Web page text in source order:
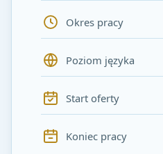
Okres pracy
Poziom języka
Start oferty
Koniec pracy